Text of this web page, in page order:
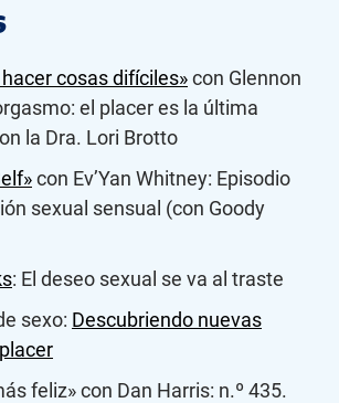
cosas difíciles»con Glennon
el placer es la última
la Dra. Lori Brotto
con Ev’Yan Whitney: Episodio
sexual sensual (con Goody
: El deseo sexual se va al traste
sexo: Descubriendo nuevas
feliz» con Dan Harris: n.º 435.